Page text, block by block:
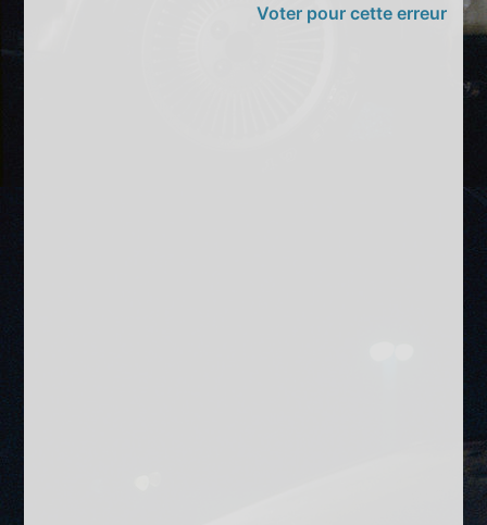
Voter pour cette erreur